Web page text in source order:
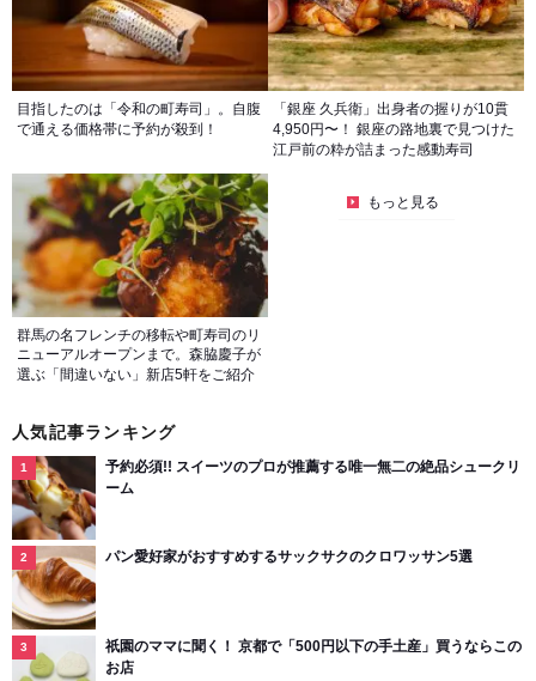
目指したのは「令和の町寿司」。自腹
で通える価格帯に予約が殺到！
「銀座 久兵衛」出身者の握りが10貫
4,950円〜！ 銀座の路地裏で見つけた
江戸前の粋が詰まった感動寿司
群馬の名フレンチの移転や町寿司のリ
ニューアルオープンまで。森脇慶子が
選ぶ「間違いない」新店5軒をご紹介
もっと見る
人気記事ランキング
予約必須!! スイーツのプロが推薦する唯一無二の絶品シュークリ
ーム
パン愛好家がおすすめするサックサクのクロワッサン5選
祇園のママに聞く！ 京都で「500円以下の手土産」買うならこの
お店